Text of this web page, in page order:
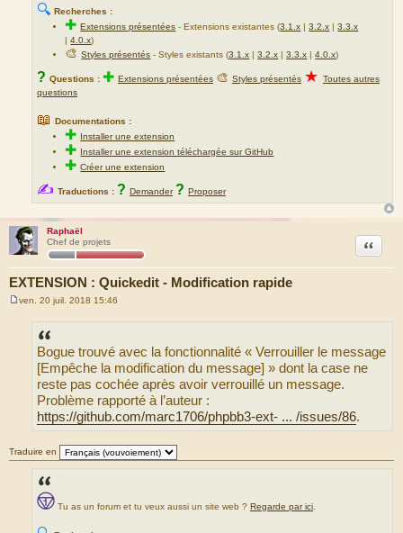
🔍 Recherches :
✚Extensions présentées -Extensions existantes (3.1.x |3.2.x |3.3.x
|4.0.x)
🎨Styles présentés - Styles existants (3.1.x |3.2.x |3.3.x |4.0.x)
? Questions : ✚ Extensions présentées 🎨 Styles présentés ★ Toutes autres
questions
📖 Documentations :
✚ Installer une extension
✚ Installer une extension téléchargée sur GitHub
✚Créer une extension
✍ Traductions : ? Demander ? Proposer
Raphaël
Chef de projets
EXTENSION : Quickedit - Modification rapide
Citation
ven. 20 juil. 2018 15:46
Bogue trouvé avec la fonctionnalité « Verrouiller le message
[Empêche la modification du message] » dont la case ne
reste pas cochée après avoir verrouillé un message.
Problème rapporté à l’auteur :
https://github.com/marc1706/phpbb3-ext- ... /issues/86.
Traduire en
Tu as un forum et tu veux aussi un site web ? Regarde par ici